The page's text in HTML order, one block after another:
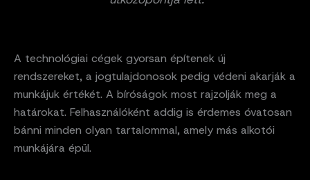
A technológiai cégek gyorsan építenek új
rendszereket, a jogtulajdonosok pedig védeni akarják a
munkájuk értékét. A bíróságok most rajzolják meg a
határokat. Felhasználóként addig is érdemes óvatosan
bánni minden olyan tartalommal, amely más alkotói
munkájára épül.